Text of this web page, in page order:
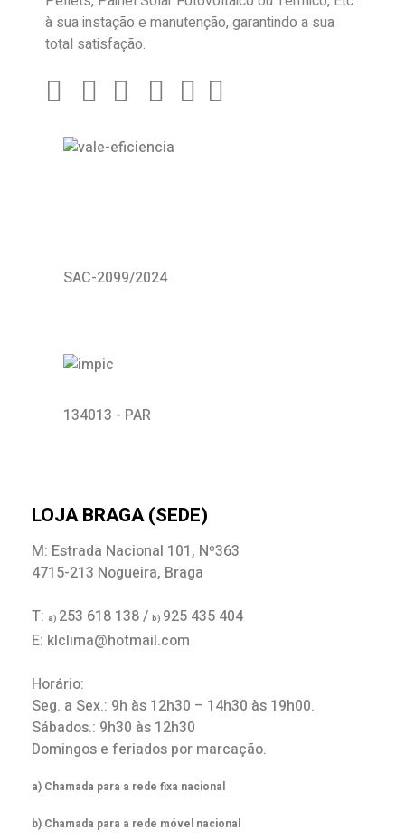
à sua instação e manutenção, garantindo a sua
total satisfação.
SAC-2099/2024
134013 - PAR
LOJA BRAGA (SEDE)
M: Estrada Nacional 101, Nº363
4715-213 Nogueira, Braga
T: a) 253 618 138 / b) 925 435 404
E: klclima@hotmail.com
Horário:
Seg. a Sex.: 9h às 12h30 – 14h30 às 19h00.
Sábados.: 9h30 às 12h30
Domingos e feriados por marcação.
a) Chamada para a rede fixa nacional
b) Chamada para a rede móvel nacional